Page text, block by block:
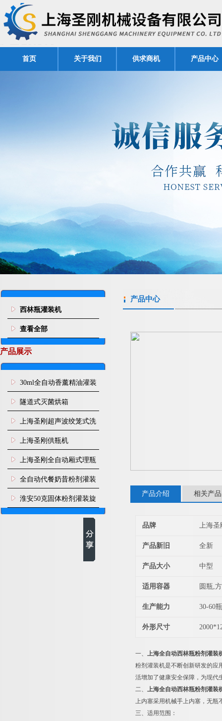
首页 关于我们 供求商机 产品中心
西林瓶灌装机
查看全部
产品展示
30ml全自动香薰精油灌装
旋盖机
隧道式灭菌烘箱
上海圣刚超声波绞笼式洗
瓶机
上海圣刚供瓶机
上海圣刚全自动厢式理瓶
机
全自动代餐奶昔粉剂灌装
生产线
淮安50克固体粉剂灌装旋
盖机
产品中心
产品介绍 相关产品
品牌 上海圣
产品新旧 全新
产品大小 中型
适用容器 圆瓶,
生产能力 30-60
外形尺寸
一、 上海全自动西林瓶粉剂灌装
粉剂灌装机是不断创新研发的应
活增加了健康安全保障，为现代
二、 上海全自动西林瓶粉剂灌装
上内塞采用机械手上内塞，无瓶
三、适用范围：